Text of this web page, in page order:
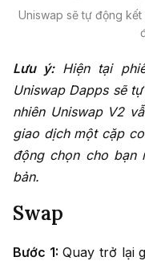
Uniswap sẽ tự động
Lưu ý: Hiện tại
Uniswap Dapps sẽ
nhiên Uniswap V2
giao dịch một cặp
động chọn cho bạn
bản.
Swap
Bước 1: Quay trở lại